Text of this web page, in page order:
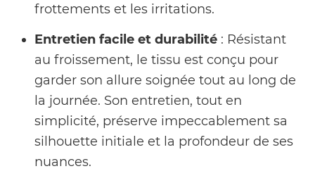
frottements et les irritations.
Entretien facile et durabilité : Résistant
au froissement, le tissu est conçu pour
garder son allure soignée tout au long de
la journée. Son entretien, tout en
simplicité, préserve impeccablement sa
silhouette initiale et la profondeur de ses
nuances.